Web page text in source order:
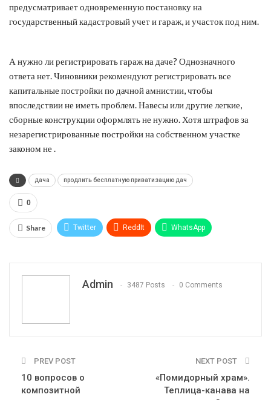
предусматривает одновременную постановку на
государственный кадастровый учет и гараж, и участок под ним.
А нужно ли регистрировать гараж на даче? Однозначного
ответа нет. Чиновники рекомендуют регистрировать все
капитальные постройки по дачной амнистии, чтобы
впоследствии не иметь проблем. Навесы или другие легкие,
сборные конструкции оформлять не нужно. Хотя штрафов за
незарегистрированные постройки на собственном участке
законом не .
дача продлить бесплатную приватизацию дач
0
Share Twitter ReddIt WhatsApp
Admin 3487 Posts 0 Comments
PREV POST
10 вопросов о
композитной
NEXT POST
«Помидорный храм».
Теплица-канава на